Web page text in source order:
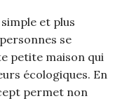
et plus
se
petite maison qui
écologiques. En
permet non